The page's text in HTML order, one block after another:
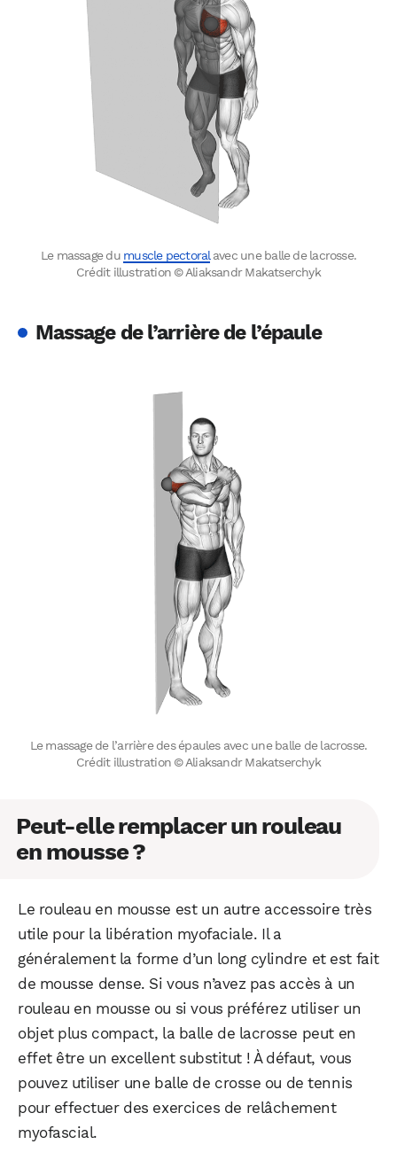
Le massage du muscle pectoralavec une balle de lacrosse.
Crédit illustration © Aliaksandr Makatserchyk
Massage de l’arrière de l’épaule
Le massage de l’arrière des épaules avec une balle de lacrosse.
Crédit illustration © Aliaksandr Makatserchyk
Peut-elle remplacer un rouleau
en mousse ?
Le rouleau en mousse est un autre accessoire très
utile pour la libération myofaciale. Il a
généralement la forme d’un long cylindre et est fait
de mousse dense. Si vous n’avez pas accès à un
rouleau en mousse ou si vous préférez utiliser un
objet plus compact, la balle de lacrosse peut en
effet être un excellent substitut ! À défaut, vous
pouvez utiliser une balle de crosse ou de tennis
pour effectuer des exercices de relâchement
myofascial.